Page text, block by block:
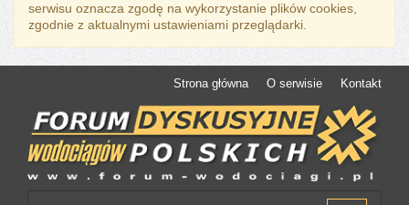
serwisu oznacza zgodę na wykorzystanie plików cookies,
zgodnie z aktualnymi ustawieniami przeglądarki.
Strona główna O serwisie Kontakt